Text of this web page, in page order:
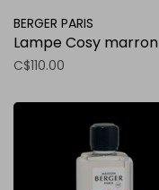
BERGER PARIS
Lampe Cosy marron
C$110.00